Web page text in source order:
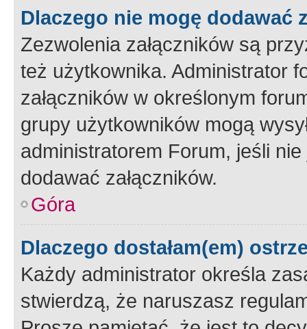
Dlaczego nie mogę dodawać
Zezwolenia załączników są
też użytkownika. Administrator
załączników w określonym
grupy użytkowników mogą
administratorem Forum, jeśli
dodawać załączników.
Góra
Dlaczego dostałam(em)
Każdy administrator określa
stwierdzą, że naruszasz